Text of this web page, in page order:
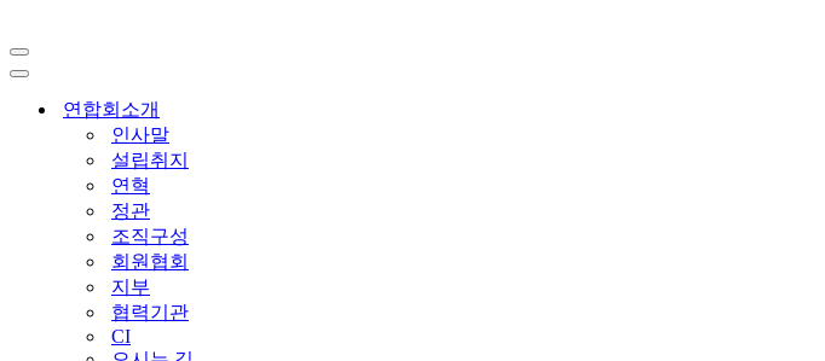
내
비
내
연합회소개
인사말
설립취지
연혁
정관
조직구성
회원협회
지부
협력기관
CI